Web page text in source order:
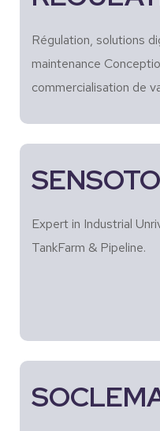
Régulation, solutions
maintenance
commercialisation de
Expert in Industrial
TankFarm & Pipeline.